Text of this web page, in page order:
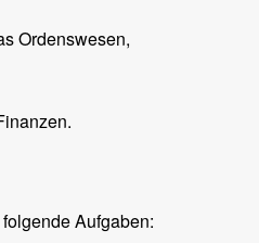
Ordenswesen,
Aufgaben: